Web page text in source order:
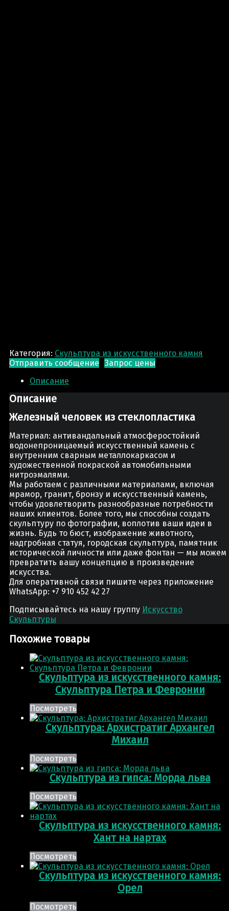
Категория: Скульптура из искусственного камня
Отправить сообщение Запрос цены
Описание
Описание
Железный человек из стеклопластика
Материал: антивандальный атмосферостойкий
водонепроницаемый искусственный камень с
внутренним сварным металлокаркасом и
художественной покраской автомобильными
нитроэмалями.
Мы работаем с различными материалами, включая
мрамор, гранит, бронзу и искусственный камень,
чтобы удовлетворить разнообразные потребности
наших клиентов. Более того, мы способны создать
скульптуру по фотографии, воплотив ваши идеи в
жизнь. Будь то бюст, изображение животного,
надгробная статуя, городская скульптура, памятник
исторической личности или даже фонтан — мы можем
превратить вашу концепцию в произведение
искусства.
Для оперативной связи пишите через приложение
WhatsApp: +7 910 452 42 27
Подписывайтесь на нашу группу Искусство
Скульптуры
Похожие товары
Скульптура из искусственного камня:
Скульптура Петра и Февронии
Посмотреть
Скульптура: Архистратиг Архангел
Михаил
Посмотреть
Скульптура из гипса: Морда льва
Посмотреть
Скульптура из искусственного камня:
Хант на нартах
Посмотреть
Скульптура из искусственного камня:
Орел
Посмотреть